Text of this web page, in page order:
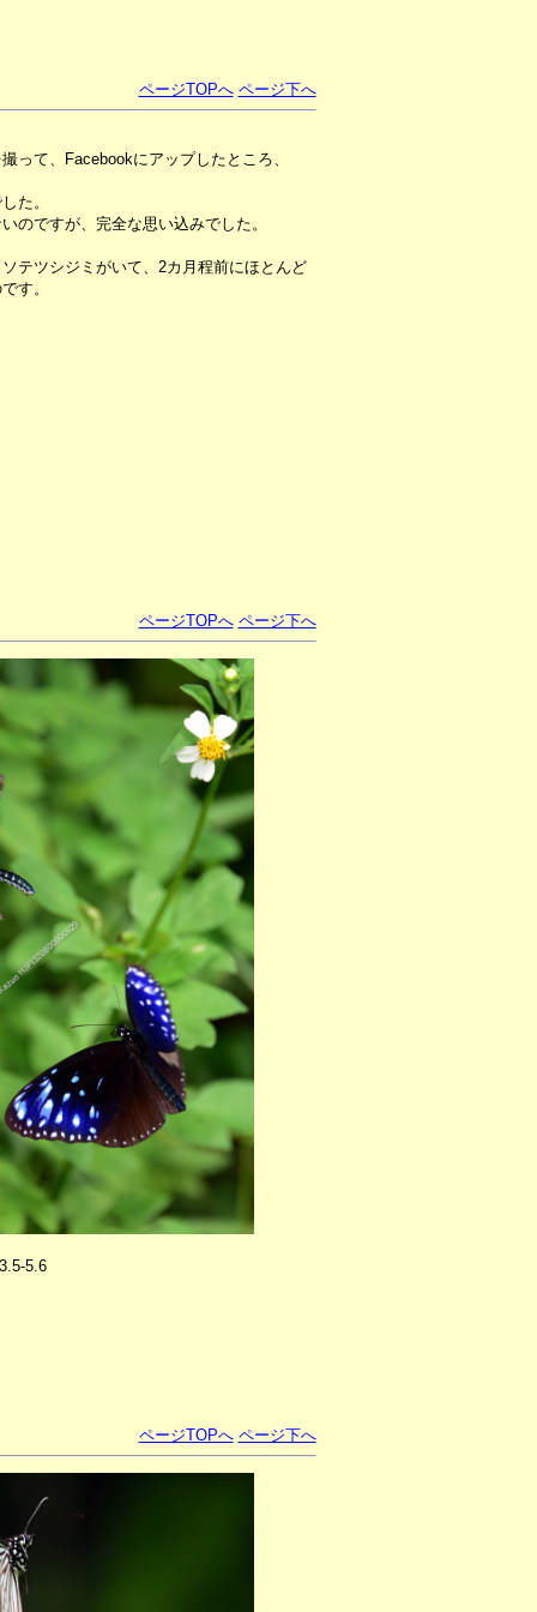
ページTOPへ ページ下へ
って、Facebookにアップしたところ、
た。
のですが、完全な思い込みでした。
テツシジミがいて、2カ月程前にほとんど
す。
ページTOPへ ページ下へ
5.6
ページTOPへ ページ下へ